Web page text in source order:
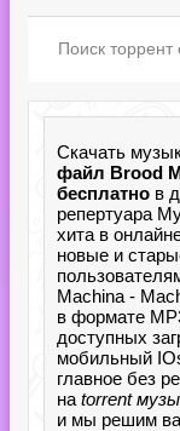
Скачать
файл Brood
бесплатно в
репертуара
хита в
новые и
Machina -
в формате
доступных
мобильный
главное без
на torrent
и мы решим